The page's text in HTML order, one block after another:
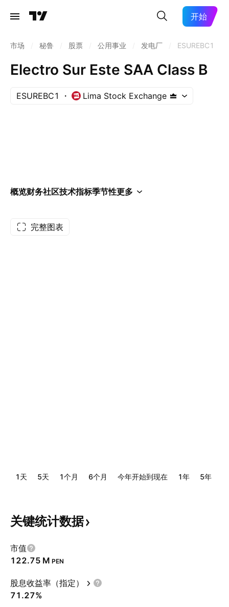
开始
市场 秘鲁 股票 公用事业 发电厂 ESUREBC1
Electro Sur Este SAA Class B
ESUREBC1 Lima Stock Exchange
概览财务社区技术指标季节性更多
完整图表
1天 5天 1个月 6个月 今年开始到现在 1年 5年
关键统计数据
市值
‪122.75 M‬ PEN
股息收益率（指定）
71.27%